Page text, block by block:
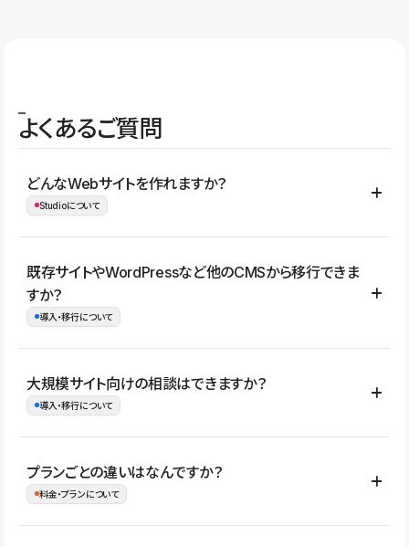
よくあるご質問
どんなWebサイトを作れますか？
Studioについて
コーポレートサイト、サービスサイト、LP、採用サイト、ブロ
グ・メディア、イベントサイト、店舗・商品紹介サイト、ポートフ
ォリオなど幅広く制作できます。
既存サイトやWordPressなど他のCMSから移行できま
すか？
導入・移行について
はい。既存サイトの構成やコンテンツ、URLを整理したうえで、
Studio上に再構築する形で移行できます。 WordPressの場合は、
イト全体のデザインや設定がそのまま移行されるわけではないた
め、移行後にページ構成やデザイン、CMS設計、URL・リダイレク
大規模サイト向けの相談はできますか？
導入・移行について
はい。アクセス規模が大きいサイトや、複数部門での運用、権限管
理、セキュリティ確認、既存システムとの連携など、個別の要件が
プランごとの違いはなんですか？
料金・プランについて